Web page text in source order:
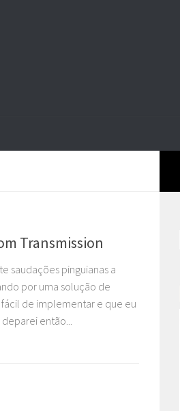
Transmission
saudações pinguianas a
por uma solução de
de implementar e que eu
então...